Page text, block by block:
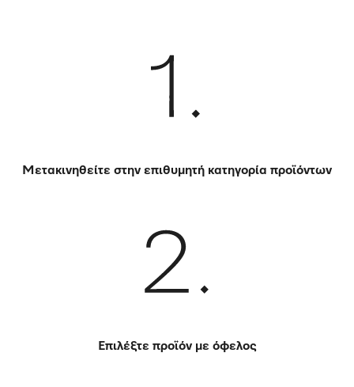
Μετακινηθείτε στην επιθυμητή κατηγορία προϊόντων
Επιλέξτε προϊόν με όφελος